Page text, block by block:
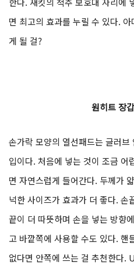
면 최고의 효과를 누릴 수 있다.
게 될 걸?
원히트 장
손가락 모양의 열선패드는 글러
입이다. 처음에 넣는 것이 조금 어
면 자연스럽게 들어간다. 두께가
넉한 사이즈가 효과가 더 좋다. 손
끝이 더 따뜻하며 손을 넣는 방향
고 바깥쪽에 사용할 수도 있다. 핸
없다면 안쪽에 쓰는 걸 추천한다.